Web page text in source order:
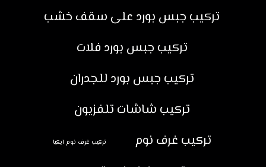
تركيب جبس بورد على سقف خشب
تركيب جبس بورد فلات
تركيب جبس بورد للجدران
تركيب شاشات تلفزيون
تركيب غرف نوم
تركيب غرف نوم ايكيا